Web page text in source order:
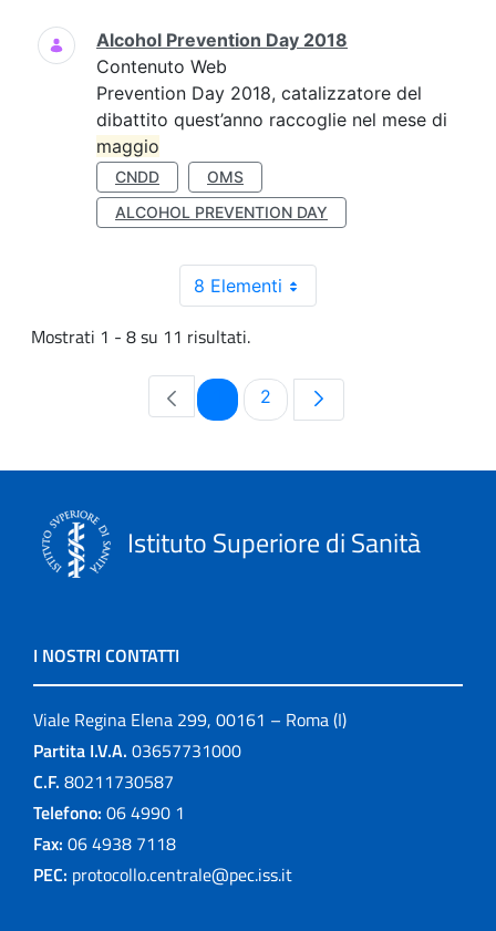
Alcohol Prevention Day 2018
Contenuto Web
Prevention Day 2018, catalizzatore del
dibattito quest’anno raccoglie nel mese di
maggio
CNDD
OMS
ALCOHOL PREVENTION DAY
8 Elementi
Mostrati 1 - 8 su 11 risultati.
PaginaPagina
2
Istituto Superiore di Sanità
I NOSTRI CONTATTI
Viale Regina Elena 299, 00161 – Roma (I)
Partita I.V.A. 03657731000
C.F. 80211730587
Telefono: 06 4990 1
Fax: 06 4938 7118
PEC: protocollo.centrale@pec.iss.it